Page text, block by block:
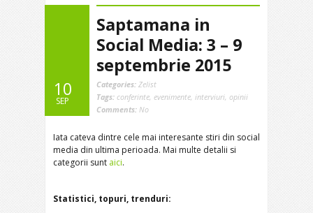
10
SEP
Saptamana in
Social Media: 3 – 9
septembrie 2015
Categories: Zelist
Tags: conferinte, evenimente, interviuri, opinii
Comments: No
Iata cateva dintre cele mai interesante stiri din social
media din ultima perioada. Mai multe detalii si
categorii sunt aici.
Statistici, topuri, trenduri: